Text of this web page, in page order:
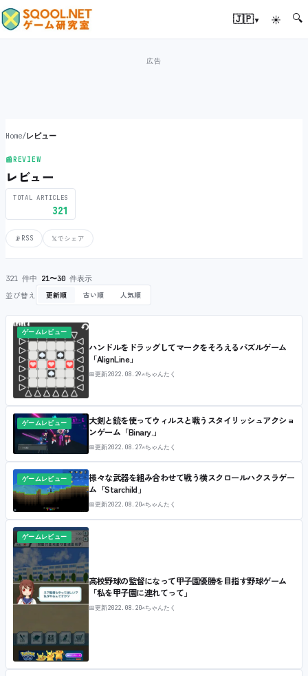
🇯🇵▾ ☀ 🔍
Home/レビュー
📰REVIEW
レビュー
TOTAL ARTICLES
321
📡 RSS 𝕏でシェア
321 件中 21〜30 件表示
並び替え 更新順 古い順 人気順
ゲームレビュー
ハンドルをドラッグしてマークをそろえるパズルゲーム
「AlignLine」
📅更新2022.08.29✍ちゃんたく
ゲームレビュー
大剣と銃を使ってウィルスと戦うスタイリッシュアクショ
ンゲーム「Binary.」
📅更新2022.08.27✍ちゃんたく
ゲームレビュー
様々な武器を組み合わせて戦う横スクロールハクスラゲー
ム「Starchild」
📅更新2022.08.20✍ちゃんたく
ゲームレビュー
高校野球の監督になって甲子園優勝を目指す野球ゲーム
「私を甲子園に連れてって」
📅更新2022.08.20✍ちゃんたく